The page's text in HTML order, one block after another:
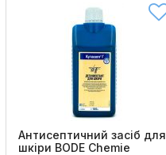
Антисептичний засіб для
шкіри BODE Chemie